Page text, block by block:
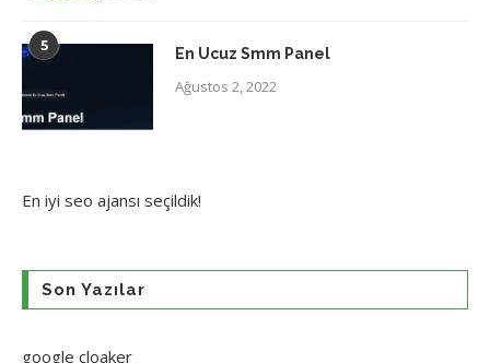
5 En Ucuz Smm Panel
Ağustos 2, 2022
En iyi seo ajansı seçildik!
Son Yazılar
google cloaker